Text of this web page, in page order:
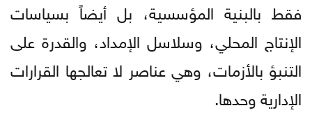
فقط بالبنية المؤسسية، بل أيضاً بسياسات
الإنتاج المحلي، وسلاسل الإمداد، والقدرة على
التنبؤ بالأزمات، وهي عناصر لا تعالجها القرارات
الإدارية وحدها.